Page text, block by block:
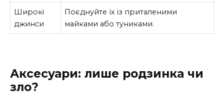
Широкі
джинси
Поєднуйте їх із приталеними
майками або туниками.
Аксесуари: лише родзинка чи
зло?